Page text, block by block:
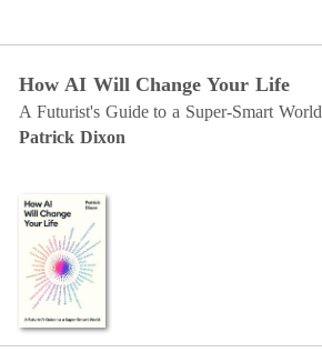
How AI Will Change Your Life
A Futurist's Guide to a Super-Smart World
Patrick Dixon